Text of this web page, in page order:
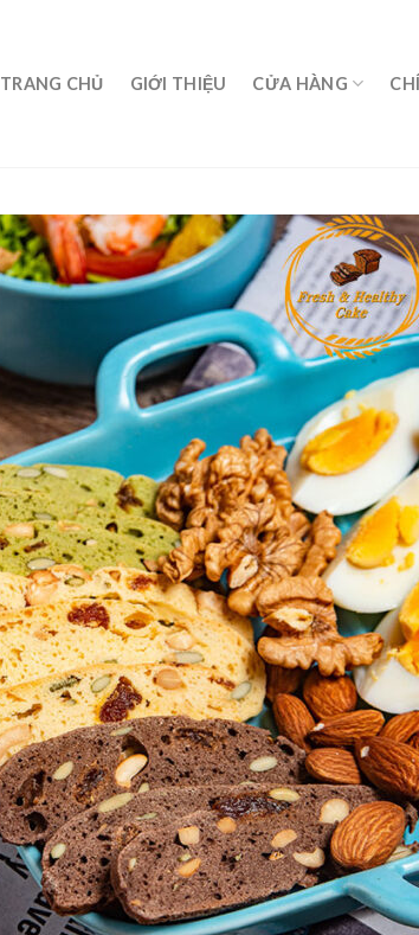
TRANG CHỦ GIỚI THIỆU CỬA HÀNG